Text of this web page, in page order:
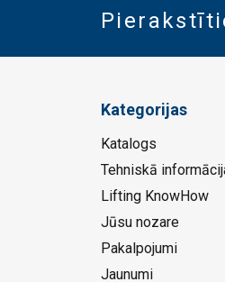
Kategorijas
Katalogs
Tehniskā
Lifting KnowHow
Jūsu nozare
Pakalpojumi
Jaunumi